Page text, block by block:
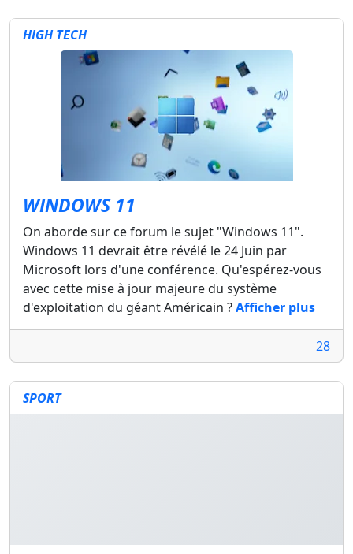
HIGH TECH
WINDOWS 11
On aborde sur ce forum le sujet "Windows 11".
Windows 11 devrait être révélé le 24 Juin par
Microsoft lors d'une conférence. Qu'espérez-vous
avec cette mise à jour majeure du système
d'exploitation du géant Américain ?Afficher plus
28
SPORT